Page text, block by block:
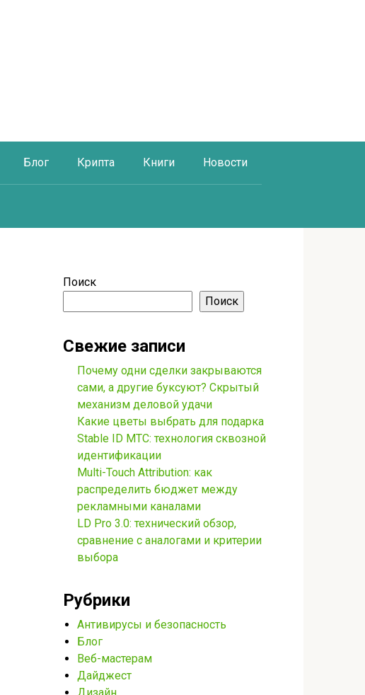
Блог Крипта Книги Новости
Поиск
Поиск
Свежие записи
Почему одни сделки закрываются
сами, а другие буксуют? Скрытый
механизм деловой удачи
Какие цветы выбрать для подарка
Stable ID МТС: технология сквозной
идентификации
Multi-Touch Attribution: как
распределить бюджет между
рекламными каналами
LD Pro 3.0: технический обзор,
сравнение с аналогами и критерии
выбора
Рубрики
Антивирусы и безопасность
Блог
Веб-мастерам
Дайджест